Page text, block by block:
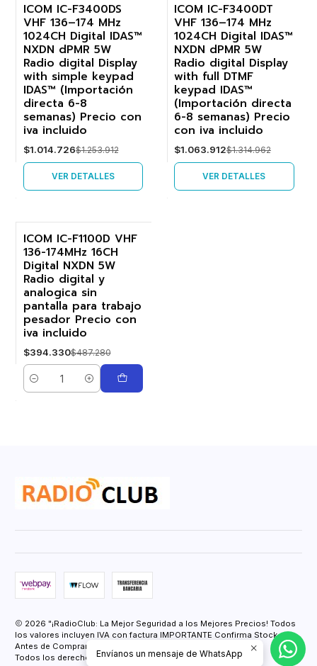
-19%
Agotado
ICOM IC-F3400DS
VHF 136–174 MHz
1024CH Digital IDAS™
NXDN dPMR 5W
Radio digital Display
with simple keypad
IDAS™ (Importación
directa 6-8
semanas) Precio con
iva incluido
$1.014.726$1.253.912
VER DETALLES
-19%
Agotado
ICOM IC-F3400DT
VHF 136–174 MHz
1024CH Digital IDAS™
NXDN dPMR 5W
Radio digital Display
with full DTMF
keypad IDAS™
(Importación directa
6-8 semanas) Precio
con iva incluido
$1.063.912$1.314.962
VER DETALLES
-19%
ICOM IC-F1100D VHF
136-174MHz 16CH
Digital NXDN 5W
Radio digital y
analogica sin
pantalla para trabajo
pesador Precio con
iva incluido
$394.330$487.280
Cantidad
2026 "¡RadioClub: La Mejor Seguridad a los Mejores Precios! Todos
los valores incluyen IVA con factura IMPORTANTE Confirma Stock
Antes de Comprar.".
Todos los derechos reservados. Desarrollado por Jumpseller
Envíanos un mensaje de WhatsApp